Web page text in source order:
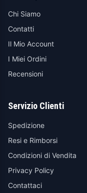
Chi Siamo
Contatti
Il Mio Account
I Miei Ordini
Recensioni
Servizio Clienti
Spedizione
Resi e Rimborsi
Condizioni di Vendita
Privacy Policy
Contattaci